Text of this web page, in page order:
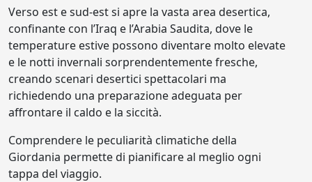
Verso est e sud-est si apre la vasta area desertica,
confinante con l’Iraq e l’Arabia Saudita, dove le
temperature estive possono diventare molto elevate
e le notti invernali sorprendentemente fresche,
creando scenari desertici spettacolari ma
richiedendo una preparazione adeguata per
affrontare il caldo e la siccità.
Comprendere le peculiarità climatiche della
Giordania permette di pianificare al meglio ogni
tappa del viaggio.